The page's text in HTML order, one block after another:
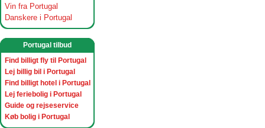
Vin fra Portugal
Danskere i Portugal
Portugal tilbud
Find billigt fly til Portugal
Lej billig bil i Portugal
Find billigt hotel i Portugal
Lej feriebolig i Portugal
Guide og rejseservice
Køb bolig i Portugal